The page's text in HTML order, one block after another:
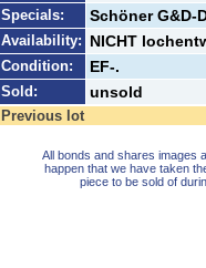
Specials: Schöner G&D-
Availability: NICHT
Condition: EF-.
Sold: unsold
Previous lot
All bonds and shares images
happen that we have taken
piece to be sold of